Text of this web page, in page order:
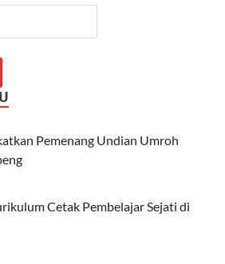
Pemenang Undian Umroh
Cetak Pembelajar Sejati di